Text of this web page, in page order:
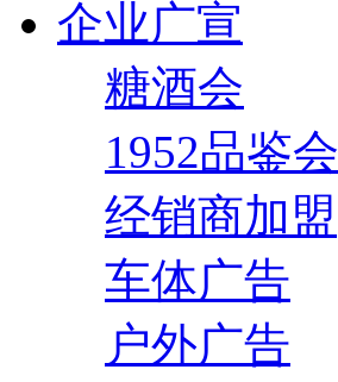
企业广宣
糖酒会
1952品鉴会
经销商加盟
车体广告
户外广告